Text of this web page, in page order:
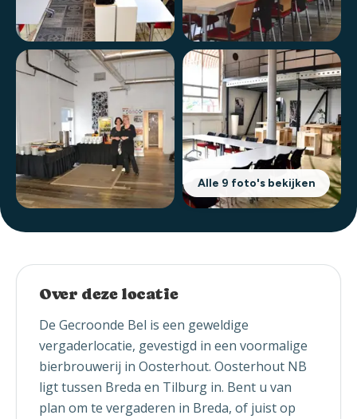
Alle 9 foto's bekijken
Over deze locatie
De Gecroonde Bel is een geweldige
vergaderlocatie, gevestigd in een voormalige
bierbrouwerij in Oosterhout. Oosterhout NB
ligt tussen Breda en Tilburg in. Bent u van
plan om te vergaderen in Breda, of juist op